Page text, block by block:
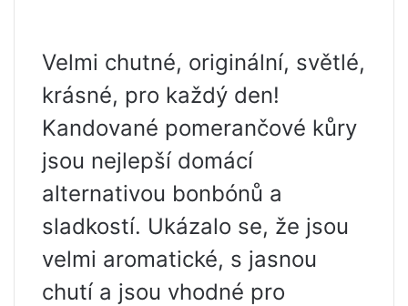
Velmi chutné, originální, světlé,
krásné, pro každý den!
Kandované pomerančové kůry
jsou nejlepší domácí
alternativou bonbónů a
sladkostí. Ukázalo se, že jsou
velmi aromatické, s jasnou
chutí a jsou vhodné pro